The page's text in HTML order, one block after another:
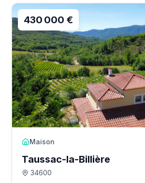
430 000 €
Maison
Taussac-la-Billière
34600